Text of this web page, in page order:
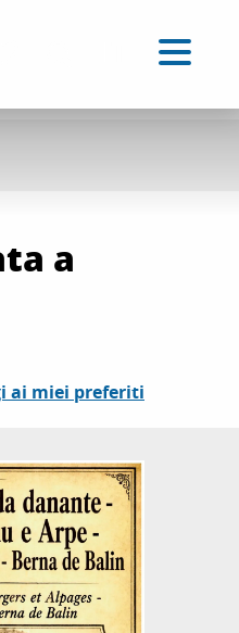
a
ai miei preferiti